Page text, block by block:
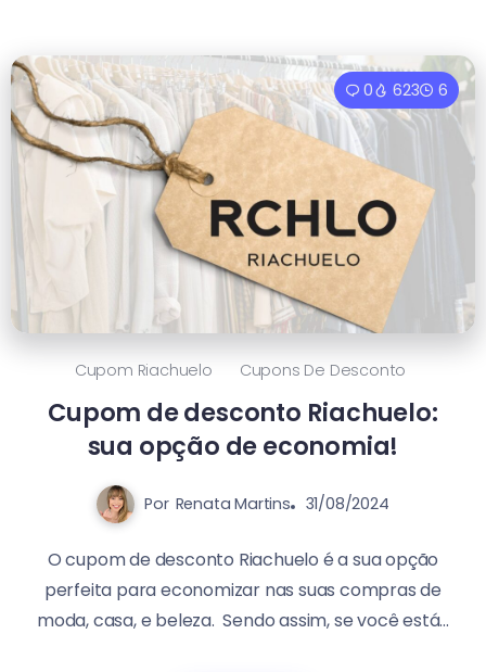
0 623 6
Cupom Riachuelo Cupons De Desconto
Cupom de desconto Riachuelo:
sua opção de economia!
Por Renata Martins 31/08/2024
O cupom de desconto Riachuelo é a sua opção
perfeita para economizar nas suas compras de
moda, casa, e beleza. Sendo assim, se você está...